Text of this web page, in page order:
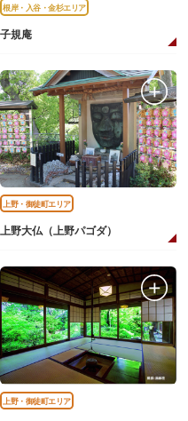
根岸・入谷・金杉エリア
子規庵
上野・御徒町エリア
上野大仏（上野パゴダ）
上野・御徒町エリア